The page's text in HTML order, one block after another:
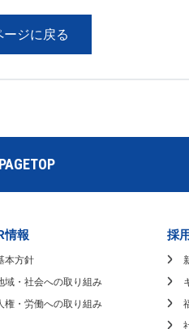
ージに戻る
PAGETOP
情報
本方針
域・社会への取り組み
権・労働への取り組み
採